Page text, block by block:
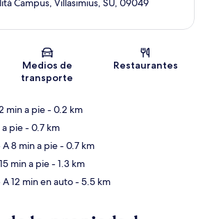
Sección del mapa
Campus, Villasimius, SU, 09049
Medios de
transporte
Restaurantes
min a pie- 0.2 km
a pie- 0.7 km
A 8 min a pie- 0.7 km
min a pie- 1.3 km
A 12 min en auto- 5.5 km